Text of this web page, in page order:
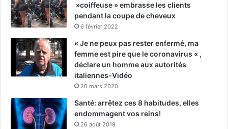
»coiffeuse » embrasse les clients
pendant la coupe de cheveux
6 février 2022
« Je ne peux pas rester enfermé, ma
femme est pire que le coronavirus « ,
déclare un homme aux autorités
italiennes-Vidéo
20 mars 2020
Santé: arrêtez ces 8 habitudes, elles
endommagent vos reins!
26 août 2019